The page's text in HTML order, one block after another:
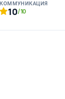
КОММУНИКАЦИЯ
10/10